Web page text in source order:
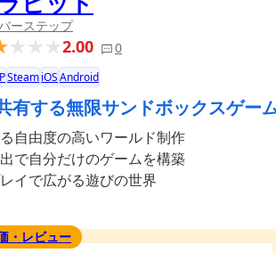
ーステップ
2.00 0
SteamiOSAndroid
有する無限サンドボックスゲー
自由度の高いワールド制作
で自分だけのゲームを構築
イで広がる遊びの世界
・レビュー